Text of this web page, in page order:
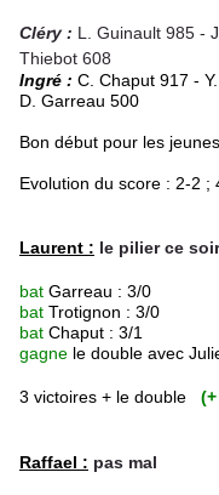
Cléry : L. Guinault 985 -
Thiebot 608
Ingré : C. Chaput 917 -
D. Garreau 500
Bon début pour les
Evolution du score : 2-2 ;
Laurent : le pilier ce soir
bat Garreau : 3/0
bat Trotignon : 3/0
bat Chaput : 3/1
gagne le double avec
3 victoires + le double
Raffael : pas mal